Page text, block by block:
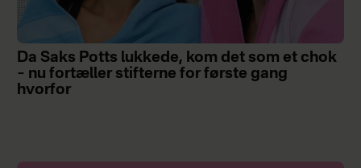
Da Saks Potts lukkede, kom det som et chok
– nu fortæller stifterne for første gang
hvorfor